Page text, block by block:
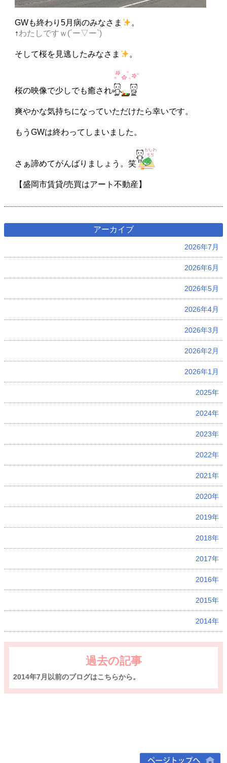
GWも終わり5月病のみなさま
。
↑わたしですｗ(´ー▽ー`)
そして桜を見逃したみなさま 。
桜の映像で少しでも癒され
爽やかな気持ちになっていただけたら幸いです。
もうGWは終わってしまいました。
さぁ諦めてがんばりましょう。笑
【盛岡市賃貸/売買はアート不動産】
アーカイブ
2026年7月
2026年6月
2026年5月
2026年4月
2026年3月
2026年2月
2026年1月
2025年
2024年
2023年
2022年
2021年
2020年
2019年
2018年
2017年
2016年
2015年
2014年
過去の記事
2014年7月以前のブログはこちらから。